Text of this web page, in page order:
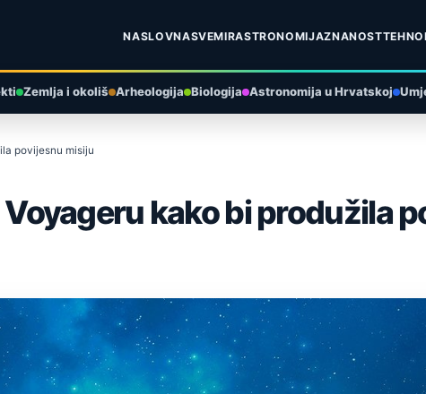
NASLOVNASVEMIRASTRONOMIJAZNANOST
Zemlja i okoliš Arheologija Biologija Astronomija u Hrvatskoj
povijesnu misiju
kako bi produžila